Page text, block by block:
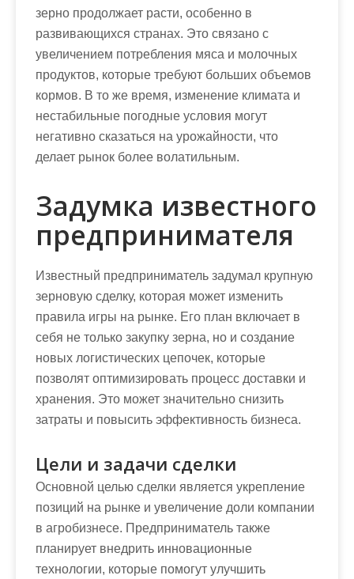
зерно продолжает расти, особенно в
развивающихся странах. Это связано с
увеличением потребления мяса и молочных
продуктов, которые требуют больших объемов
кормов. В то же время, изменение климата и
нестабильные погодные условия могут
негативно сказаться на урожайности, что
делает рынок более волатильным.
Задумка известного
предпринимателя
Известный предприниматель задумал крупную
зерновую сделку, которая может изменить
правила игры на рынке. Его план включает в
себя не только закупку зерна, но и создание
новых логистических цепочек, которые
позволят оптимизировать процесс доставки и
хранения. Это может значительно снизить
затраты и повысить эффективность бизнеса.
Цели и задачи сделки
Основной целью сделки является укрепление
позиций на рынке и увеличение доли компании
в агробизнесе. Предприниматель также
планирует внедрить инновационные
технологии, которые помогут улучшить